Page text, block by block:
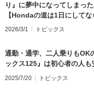
り』に夢中になってしまっ
【Hondaの道は1日にして
ンプレ・レビュー 前編】
2026/3/1 トピックス
通勤・通学、二人乗りもOK
ックス125』は初心者の人も
2025/7/20 トピックス